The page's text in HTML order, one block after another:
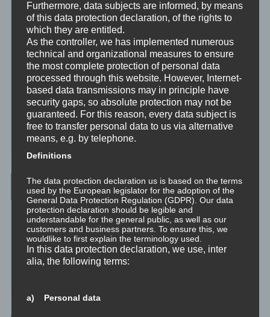
Erfahrungen durch Interaktion zwischen einer erfahrenen Person
und einem Klienten.
Supervision
Supervision ist das individualisierte Reflektieren der gemachten
oder anstehenden professionellen Erfahrungen durch Interaktion
zwischen einem Supervisor und einem Klienten.
Ausbildung
Ausbildung ist die angepasste Vermittlung von allgemeinem Wissen
und praktischen Fertigkeiten zu diesem Wissen durch eine
erfahrene Person an Klienten.
Wissenswertes
☞ Ablauf einer Beratung
☞ Vertraulichkeitserklärung
☞ Grundlagen für persönliche Entwicklung
Furthermore, data subjects are informed, by means
of this data protection declaration, of the rights to
which they are entitled.
As the controller, we has implemented numerous
technical and organizational measures to ensure
the most complete protection of personal data
processed through this website. However, Internet-
based data transmissions may in principle have
security gaps, so absolute protection may not be
guaranteed. For this reason, every data subject is
free to transfer personal data to us via alternative
means, e.g. by telephone.
Definitions
The data protection declaration us is based on the terms
used by the European legislator for the adoption of the
General Data Protection Regulation (GDPR). Our data
protection declaration should be legible and
understandable for the general public, as well as our
customers and business partners. To ensure this, we
wouldlike to first explain the terminology used.
In this data protection declaration, we use, inter
alia, the following terms:
a) Personal data